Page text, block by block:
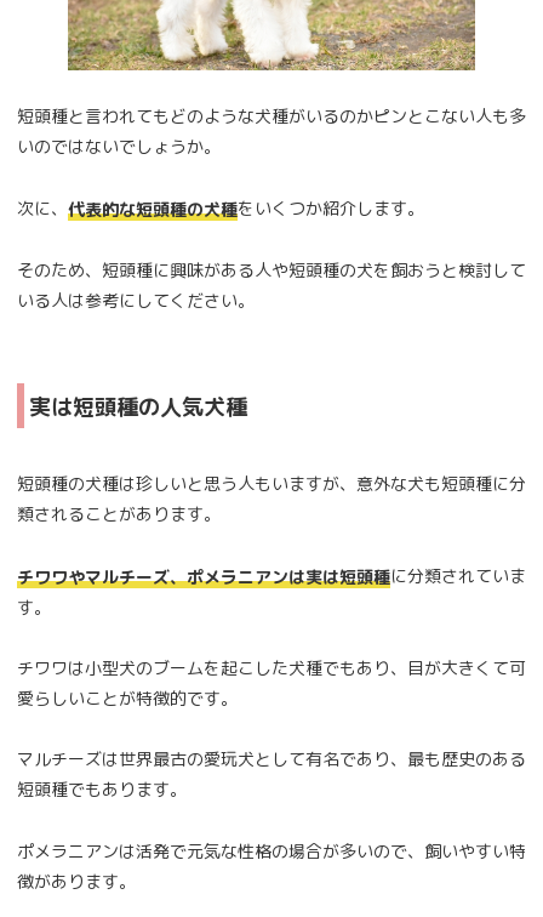
短頭種と言われてもどのような犬種がいるのかピンとこない人も多
いのではないでしょうか。
次に、 代表的な短頭種の犬種をいくつか紹介します。
そのため、短頭種に興味がある人や短頭種の犬を飼おうと検討して
いる人は参考にしてください。
実は短頭種の人気犬種
短頭種の犬種は珍しいと思う人もいますが、意外な犬も短頭種に分
類されることがあります。
チワワやマルチーズ、ポメラニアンは実は短頭種に分類されていま
す。
チワワは小型犬のブームを起こした犬種でもあり、目が大きくて可
愛らしいことが特徴的です。
マルチーズは世界最古の愛玩犬として有名であり、最も歴史のある
短頭種でもあります。
ポメラニアンは活発で元気な性格の場合が多いので、飼いやすい特
徴があります。